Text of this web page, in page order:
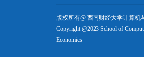
版权所有@ 西南财经大学计算机
Copyright @2023 School of
Economics